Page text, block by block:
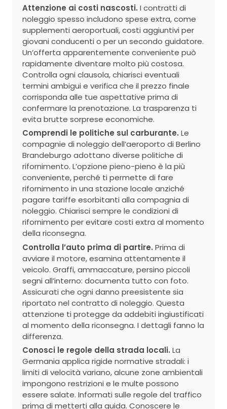
Attenzione ai costi nascosti. I contratti di
noleggio spesso includono spese extra, come
supplementi aeroportuali, costi aggiuntivi per
giovani conducenti o per un secondo guidatore.
Un’offerta apparentemente conveniente può
rapidamente diventare molto più costosa.
Controlla ogni clausola, chiarisci eventuali
termini ambigui e verifica che il prezzo finale
corrisponda alle tue aspettative prima di
confermare la prenotazione. La trasparenza ti
evita brutte sorprese economiche.
Comprendi le politiche sul carburante. Le
compagnie di noleggio dell’aeroporto di Berlino
Brandeburgo adottano diverse politiche di
rifornimento. L’opzione pieno-pieno è la più
conveniente, perché ti permette di fare
rifornimento in una stazione locale anziché
pagare tariffe esorbitanti alla compagnia di
noleggio. Chiarisci sempre le condizioni di
rifornimento per evitare costi extra al momento
della riconsegna.
Controlla l’auto prima di partire. Prima di
avviare il motore, esamina attentamente il
veicolo. Graffi, ammaccature, persino piccoli
segni all’interno: documenta tutto con foto.
Assicurati che ogni danno preesistente sia
riportato nel contratto di noleggio. Questa
attenzione ti protegge da addebiti ingiustificati
al momento della riconsegna. I dettagli fanno la
differenza.
Conosci le regole della strada locali. La
Germania applica rigide normative stradali: i
limiti di velocità variano, alcune zone ambientali
impongono restrizioni e le multe possono
essere salate. Informati sulle regole del traffico
prima di metterti alla guida. Conoscere le